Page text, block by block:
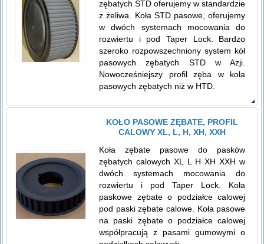
zębatych STD oferujemy w standardzie
z żeliwa. Koła STD pasowe, oferujemy
w dwóch systemach mocowania do
rozwiertu i pod Taper Lock. Bardzo
szeroko rozpowszechniony system kół
pasowych zębatych STD w Azji.
Nowocześniejszy profil zęba w koła
pasowych zębatych niż w HTD.
KOŁO PASOWE ZĘBATE, PROFIL
CALOWY XL, L, H, XH, XXH
Koła zębate pasowe do pasków
zębatych calowych XL L H XH XXH w
dwóch systemach mocowania do
rozwiertu i pod Taper Lock. Koła
paskowe zębate o podziałce calowej
pod paski zębate calowe. Koła pasowe
na paski zębate o podziałce calowej
współpracują z pasami gumowymi o